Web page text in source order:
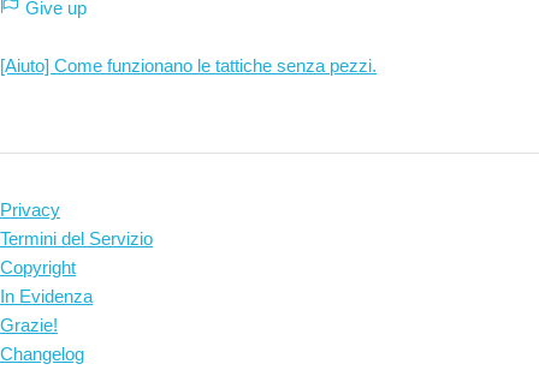
Give up
[Aiuto] Come funzionano le tattiche senza pezzi.
Privacy
Termini del Servizio
Copyright
In Evidenza
Grazie!
Changelog